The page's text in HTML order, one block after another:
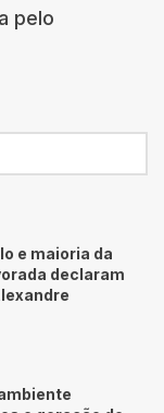
pelo
e maioria da
declaram